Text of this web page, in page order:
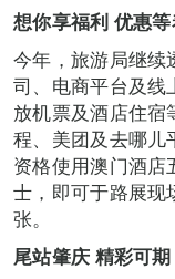
想你享福利 优惠
今年，旅游局继续
司、电商平台及线
放机票及酒店住
程、美团及去哪儿
资格使用澳门酒店
士，即可于路展现
张。
尾站肇庆 精彩可期